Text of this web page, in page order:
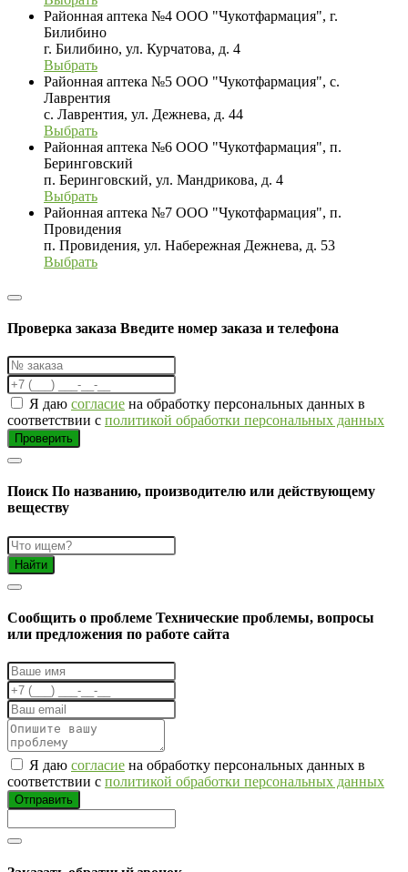
Районная аптека №4 ООО "Чукотфармация", г.
Билибино
г. Билибино, ул. Курчатова, д. 4
Выбрать
Районная аптека №5 ООО "Чукотфармация", с.
Лаврентия
с. Лаврентия, ул. Дежнева, д. 44
Выбрать
Районная аптека №6 ООО "Чукотфармация", п.
Беринговский
п. Беринговский, ул. Мандрикова, д. 4
Выбрать
Районная аптека №7 ООО "Чукотфармация", п.
Провидения
п. Провидения, ул. Набережная Дежнева, д. 53
Выбрать
Проверка заказа Введите номер заказа и телефона
Я даю согласие на обработку персональных данных в
соответствии с политикой обработки персональных данных
Проверить
ПоискПо названию, производителю или действующему
веществу
Найти
Cообщить о проблеме Технические проблемы, вопросы
или предложения по работе сайта
Я даю согласие на обработку персональных данных в
соответствии с политикой обработки персональных данных
Отправить